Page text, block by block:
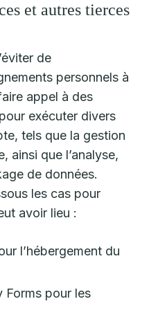
et autres tierces
de
personnels à
appel à des
exécuter divers
tels que la gestion
ainsi que l’analyse,
de données.
les cas pour
avoir lieu :
l’hébergement du
Forms pour les